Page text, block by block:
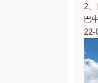
2
巴
22-